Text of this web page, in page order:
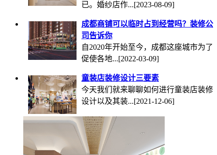
已。婚纱店作...[2023-08-09]
成都商铺可以临时占到经营吗？装修公
司告诉你
自2020年开始至今，成都这座城市为了
促使各地...[2022-03-09]
童装店装修设计三要素
今天我们就来聊聊如何进行童装店装修
设计以及其装...[2021-12-06]